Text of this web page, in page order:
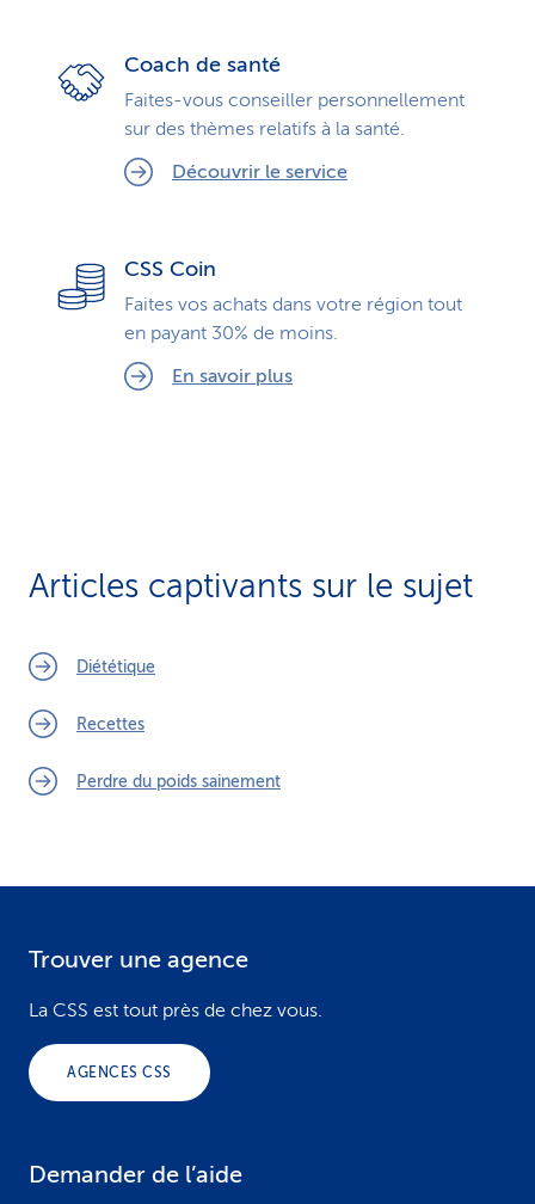
Coach de santé
Faites-vous conseiller personnellement
sur des thèmes relatifs à la santé.
Découvrir le service
CSS Coin
Faites vos achats dans votre région tout
en payant 30% de moins.
En savoir plus
Articles captivants sur le sujet
Diététique
Recettes
Perdre du poids sainement
Trouver une agence
La CSS est tout près de chez vous.
AGENCES CSS
Demander de l’aide